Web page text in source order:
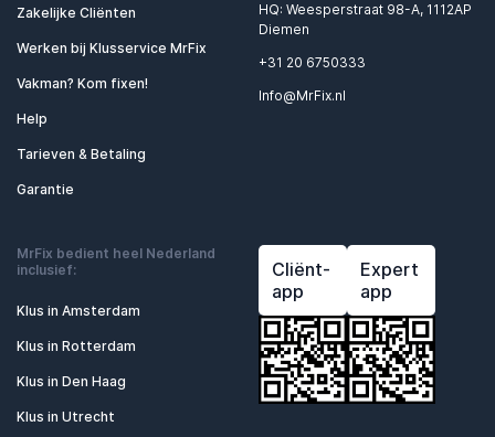
Zakelijke Cliënten
Werken bij Klusservice MrFix
Vakman? Kom fixen!
Help
Tarieven & Betaling
Garantie
HQ: Weesperstraat 98-A, 1112AP
Diemen
+31 20 6750333
Info@MrFix.nl
MrFix bedient heel Nederland
inclusief:
Klus in Amsterdam
Klus in Rotterdam
Klus in Den Haag
Klus in Utrecht
Cliënt-
app
Expert
app